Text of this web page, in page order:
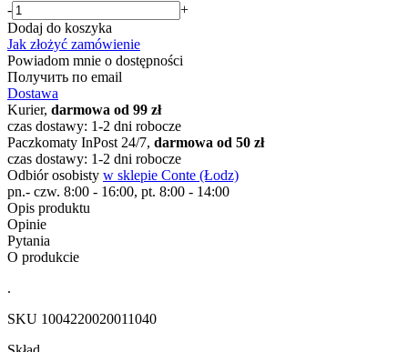
-
+
Dodaj do koszyka
Jak złożyć zamówienie
Powiadom mnie o dostępności
Получить по email
Dostawa
Kurier, darmowa od 99 zł
czas dostawy: 1-2 dni robocze
Paczkomaty InPost 24/7, darmowa od 50 zł
czas dostawy: 1-2 dni robocze
Odbiór osobisty w sklepie Conte (Łodz)
pn.- czw. 8:00 - 16:00, pt. 8:00 - 14:00
Opis produktu
Opinie
Pytania
O produkcie
.
SKU 1004220020011040